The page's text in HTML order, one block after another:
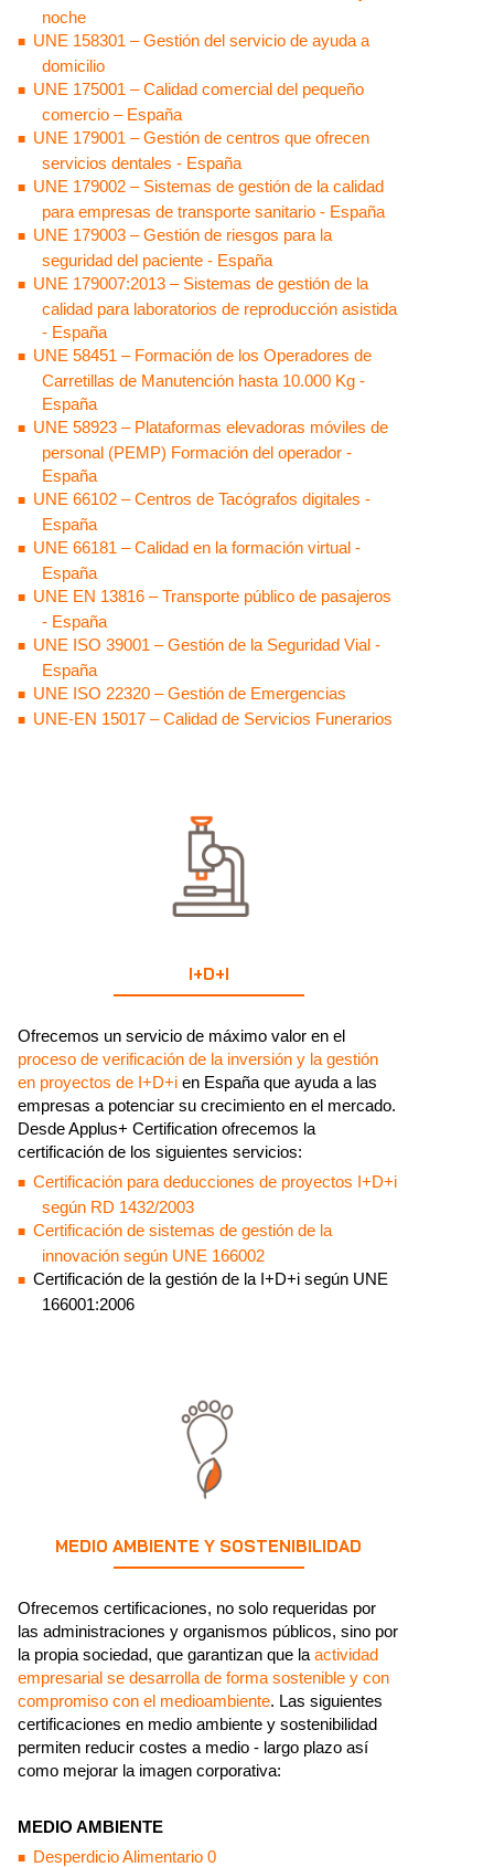
noche
UNE 158301 – Gestión del servicio de ayuda a
domicilio
UNE 175001 – Calidad comercial del pequeño
comercio – España
UNE 179001 – Gestión de centros que ofrecen
servicios dentales - España
UNE 179002 – Sistemas de gestión de la calidad
para empresas de transporte sanitario - España
UNE 179003 – Gestión de riesgos para la
seguridad del paciente - España
UNE 179007:2013 – Sistemas de gestión de la
calidad para laboratorios de reproducción asistida
- España
UNE 58451 – Formación de los Operadores de
Carretillas de Manutención hasta 10.000 Kg -
España
UNE 58923 – Plataformas elevadoras móviles de
personal (PEMP) Formación del operador -
España
UNE 66102 – Centros de Tacógrafos digitales -
España
UNE 66181 – Calidad en la formación virtual -
España
UNE EN 13816 – Transporte público de pasajeros
- España
UNE ISO 39001 – Gestión de la Seguridad Vial -
España
UNE ISO 22320 – Gestión de Emergencias
UNE-EN 15017 – Calidad de Servicios Funerarios
I+D+I
Ofrecemos un servicio de máximo valor en el
proceso de verificación de la inversión y la gestión
en proyectos de I+D+i en España que ayuda a las
empresas a potenciar su crecimiento en el mercado.
Desde Applus+ Certification ofrecemos la
certificación de los siguientes servicios:
Certificación para deducciones de proyectos I+D+i
según RD 1432/2003​​
Certificación de sistemas de gestión de la
innovación según UNE 166002
Certificación de la gestión de la I+D+i según UNE
166001:2006
MEDIO AMBIENTE Y SOSTENIBILIDAD
Ofrecemos certificaciones, no solo requeridas por
las administraciones y organismos públicos, sino por
la propia sociedad, que garantizan que la actividad
empresarial se desarrolla de forma sostenible y con
compromiso con el medioambiente. Las siguientes
certificaciones en medio ambiente y sostenibilidad
permiten reducir costes a medio - largo plazo así
como mejorar la imagen corporativa:
MEDIO AMBIENTE
Desperdicio Alimentario 0